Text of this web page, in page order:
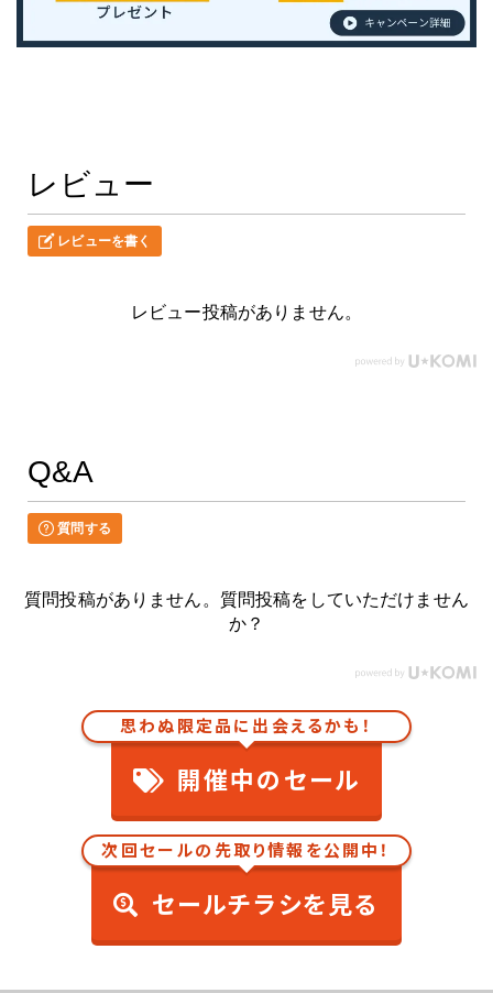
レビュー
レビューを書く
レビュー投稿がありません。
Q&A
質問する
質問投稿がありません。質問投稿をしていただけません
か？
思わぬ限定品に出会えるかも！
開催中のセール
次回セールの先取り情報を公開中！
セールチラシを見る